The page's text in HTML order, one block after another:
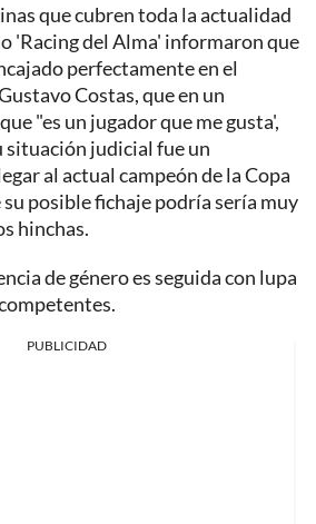
que cubren toda la actualidad
'Racing del Alma' informaron que
perfectamente en el
Costas, que en un
"es un jugador que me gusta',
situación judicial fue un
al actual campeón de la Copa
posible fichaje podría sería muy
hinchas.
de género es seguida con lupa
PUBLICIDAD